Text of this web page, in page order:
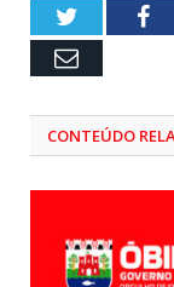
Twitter
Email
CONTEÚDO